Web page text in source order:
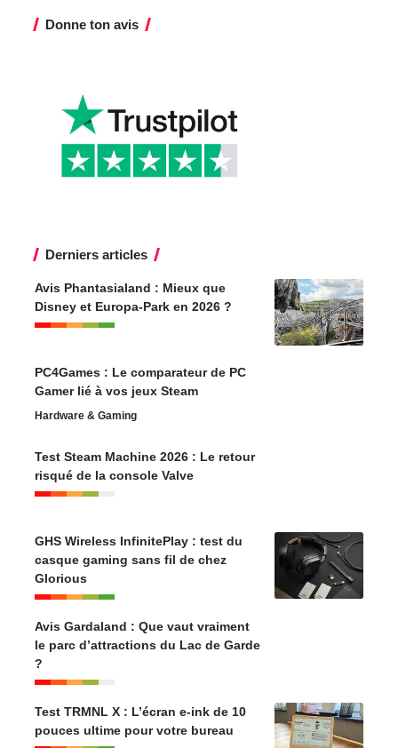
Donne ton avis
Derniers articles
Avis Phantasialand : Mieux que
Disney et Europa-Park en 2026 ?
PC4Games : Le comparateur de PC
Gamer lié à vos jeux Steam
Hardware & Gaming
Test Steam Machine 2026 : Le retour
risqué de la console Valve
GHS Wireless InfinitePlay : test du
casque gaming sans fil de chez
Glorious
Avis Gardaland : Que vaut vraiment
le parc d’attractions du Lac de Garde
?
Test TRMNL X : L’écran e-ink de 10
pouces ultime pour votre bureau